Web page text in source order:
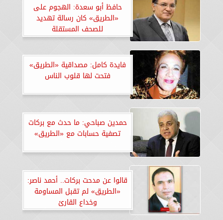
حافظ أبو سعدة: الهجوم على
«الطريق» كان رسالة تهديد
للصحف المستقلة
فايدة كامل: مصداقية «الطريق»
فتحت لها قلوب الناس
حمدين صباحي: ما حدث مع بركات
تصفية حسابات مع «الطريق»
قالوا عن مدحت بركات.. أحمد ناصر:
«الطريق» لم تقبل المساومة
وخداع القارئ